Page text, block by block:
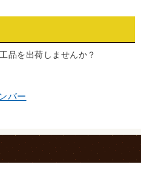
品を出荷しませんか？
バー